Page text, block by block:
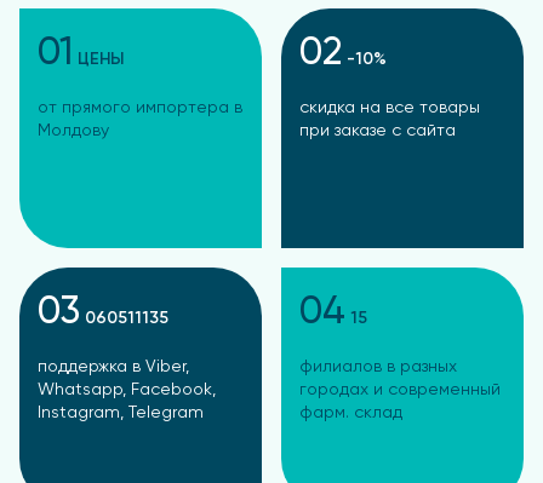
01 ЦЕНЫ
от прямого импортера в
Молдову
02 -10%
скидка на все товары
при заказе с сайта
03 060511135
поддержка в Viber,
Whatsapp, Facebook,
Instagram, Telegram
04 15
филиалов в разных
городах и современный
фарм. склад